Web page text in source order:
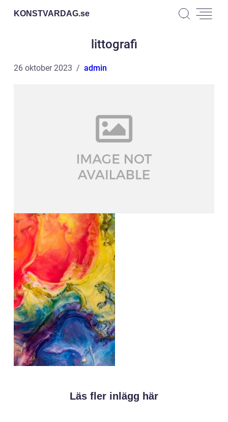
KONSTVARDAG.se
littografi
26 oktober 2023 admin
Läs fler inlägg här